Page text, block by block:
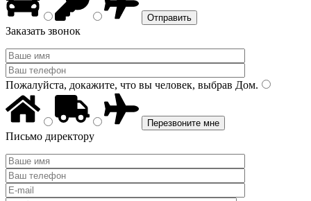
Заказать звонок
Пожалуйста, докажите, что вы человек, выбрав Дом.
Письмо директору